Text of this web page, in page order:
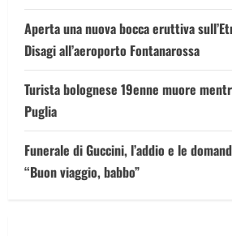
Aperta una nuova bocca eruttiva
Disagi all’aeroporto Fontanarossa
Turista bolognese 19enne muore
Puglia
Funerale di Guccini, l’addio e le
“Buon viaggio, babbo”